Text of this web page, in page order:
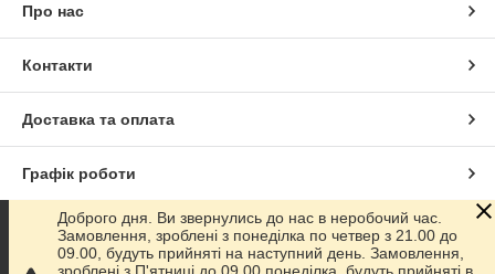
Про нас
Контакти
Доставка та оплата
Графік роботи
Повна версія сайту
Доброго дня. Ви звернулись до нас в неробочий час.
Замовлення, зроблені з понеділка по четвер з 21.00 до
09.00, будуть прийняті на наступний день. Замовлення,